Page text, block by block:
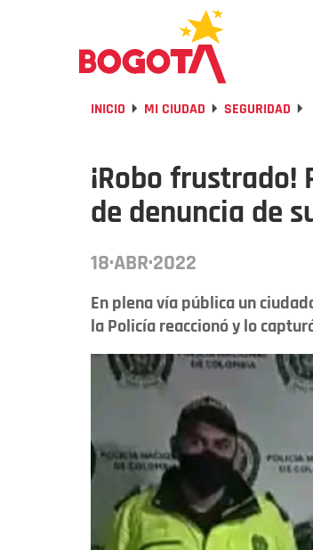
INICIO MI CIUDAD SEGURIDAD
¡Robo
de denuncia de
18·ABR·2022
En plena vía pública un
la Policía reaccionó y lo